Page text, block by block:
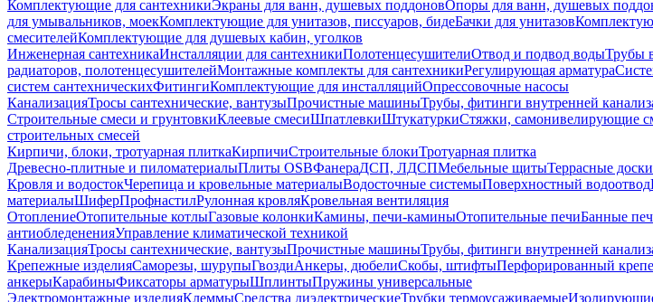
Комплектующие для сантехникиЭкраны для ванн, душевых поддоновОпоры для ванн, душевых
для умывальников, моекКомплектующие для унитазов, писсуаров, бидеБачки для унитазов
смесителейКомплектующие для душевых кабин, уголков
Инженерная сантехникаИнсталляции для сантехникиПолотенцесушителиОтвод и подвод водыТрубы
радиаторов, полотенцесушителейМонтажные комплекты для сантехникиРегулирующая арматура
систем сантехническихФитингиКомплектующие для инсталляцийОпрессовочные насосы
КанализацияТросы сантехнические, вантузыПрочистные машиныТрубы, фитинги внутренней
Строительные смеси и грунтовкиКлеевые смесиШпатлевкиШтукатуркиСтяжки, самонивелирующие
строительных смесей
Кирпичи, блоки, тротуарная плиткаКирпичиСтроительные блокиТротуарная плитка
Древесно-плитные и пиломатериалыПлиты OSBФанераДСП, ЛДСПМебельные щитыТеррасные доски
Кровля и водостокЧерепица и кровельные материалыВодосточные системыПоверхностный водоотвод
материалыШиферПрофнастилРулонная кровляКровельная вентиляция
ОтоплениеОтопительные котлыГазовые колонкиКамины, печи-каминыОтопительные печиБанные
антиобледененияУправление климатической техникой
КанализацияТросы сантехнические, вантузыПрочистные машиныТрубы, фитинги внутренней
Крепежные изделияСаморезы, шурупыГвоздиАнкеры, дюбелиСкобы, штифтыПерфорированный
анкерыКарабиныФиксаторы арматурыШплинтыПружины универсальные
Электромонтажные изделияКлеммыСредства диэлектрическиеТрубки термоусаживаемые